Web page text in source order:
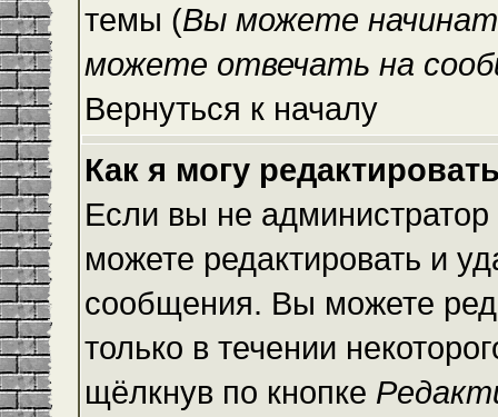
темы (Вы можете
можете отвечать на
Вернуться к началу
Как я могу
Если вы не
можете редактировать и
сообщения. Вы можете
только в течении
щёлкнув по кнопке